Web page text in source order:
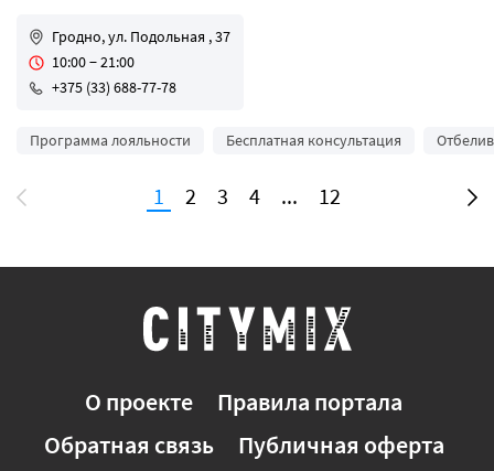
Гродно, ул. Подольная , 37
10:00 − 21:00
+375 (33) 688-77-78
Программа лояльности Бесплатная консультация
1 2 3 4 ... 12
О проекте
Правила портала
Обратная связь
Публичная оферта